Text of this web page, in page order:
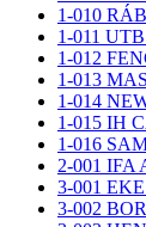
1-010
1-011
1-012
1-013
1-014
1-015 IH
1-016
2-001 IFA
3-001
3-002